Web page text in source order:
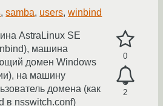
,samba, users,winbind
0
2
AstraLinux SE
машина
домен Windows
на машину
домена (как
в nsswitch.conf)